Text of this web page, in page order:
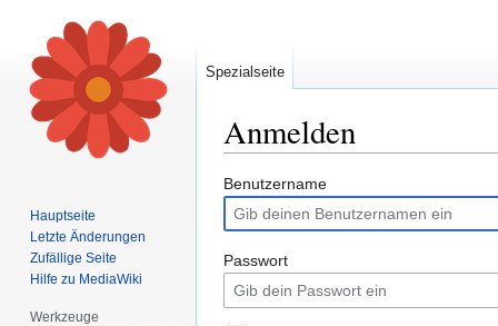
Anmelden
Zur
Navigation
springen
Zur
Suche
springen
Benutzername
Passwort
Spezialseite
Hauptseite
Letzte Änderungen
Zufällige Seite
Hilfe zu MediaWiki
Werkzeuge